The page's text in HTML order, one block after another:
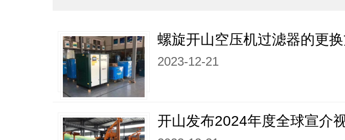
螺旋开山空压机过滤器的更
2023-12-21
开山发布2024年度全球宣介